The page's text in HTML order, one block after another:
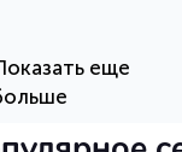
HTML - код
еще